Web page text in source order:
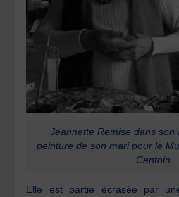
Jeannette Remise dans son
peinture de son mari pour le
Cantoin
Elle est partie écrasée par